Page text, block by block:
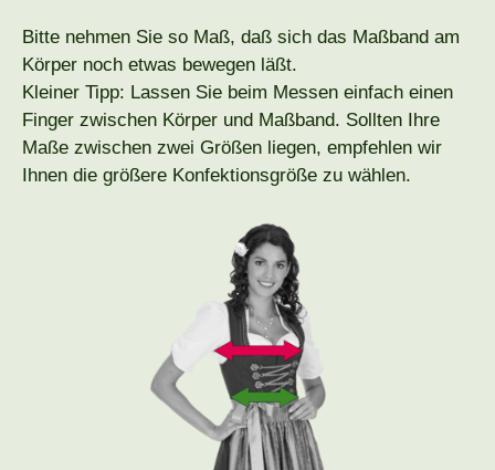
Bitte nehmen Sie so Maß, daß sich das Maßband am
Körper noch etwas bewegen läßt.
Kleiner Tipp: Lassen Sie beim Messen einfach einen
Finger zwischen Körper und Maßband. Sollten Ihre
Maße zwischen zwei Größen liegen, empfehlen wir
Ihnen die größere Konfektionsgröße zu wählen.